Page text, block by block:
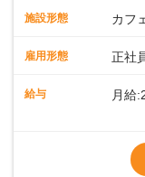
から40代まで幅広
るので、スムーズに
長として活躍を！接
一切無用♪一つひと
ないペースで覚え
施設形態 カフ
雇用形態 正社
給与 月給
ま